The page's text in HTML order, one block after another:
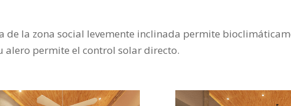
de la zona social levemente inclinada permite
alero permite el control solar directo.